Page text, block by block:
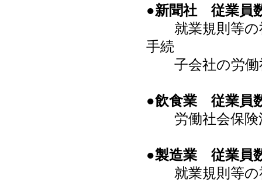
●新聞社 従業員
就業規則等の
手続
子会社の労働
●飲食業 従業員
労働社会保険
●製造業 従業員
就業規則等の